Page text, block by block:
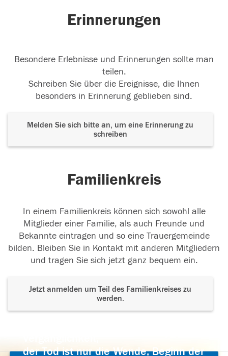
Erinnerungen
Besondere Erlebnisse und Erinnerungen sollte man
teilen.
Schreiben Sie über die Ereignisse, die Ihnen
besonders in Erinnerung geblieben sind.
Melden Sie sich bitte an, um eine Erinnerung zu
schreiben
Familienkreis
In einem Familienkreis können sich sowohl alle
Mitglieder einer Familie, als auch Freunde und
Bekannte eintragen und so eine Trauergemeinde
bilden. Bleiben Sie in Kontakt mit anderen Mitgliedern
und tragen Sie sich jetzt ganz bequem ein.
Jetzt anmelden um Teil des Familienkreises zu
werden.
der Tod ist nur die Wende, Beginn der